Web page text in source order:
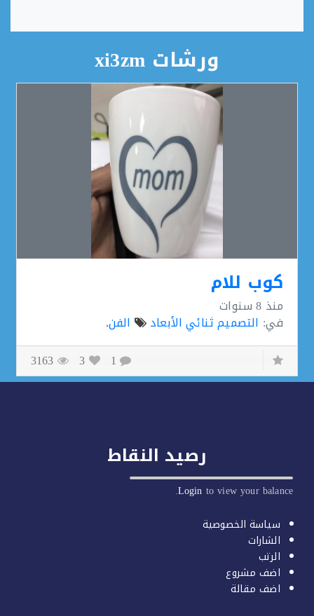
ورشات xi3zm
كوب للام
التصميم ثنائي الأبعاد الفن.
3
3163
رصيد النقاط
Loginto view your
سياسة الخصوصية
الشارات
الرتب
اضف مشروع
اضف مقالة